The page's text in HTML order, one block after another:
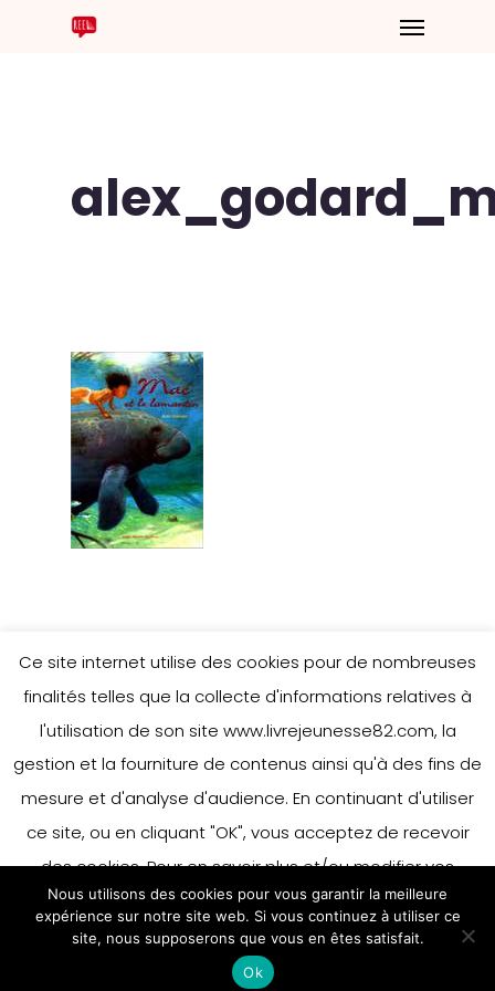
Leave a Reply
to post a
comment.
Ce site internet utilise des cookies pour de nombreuses
finalités telles que la collecte d'informations relatives à
l'utilisation de son site www.livrejeunesse82.com, la
gestion et la fourniture de contenus ainsi qu'à des fins de
mesure et d'analyse d'audience. En continuant d'utiliser
ce site, ou en cliquant "OK", vous acceptez de recevoir
des cookies. Pour en savoir plus et/ou modifier vos
préférences en matière de cookies, merci de vous référer
à notre politique sur les cookies.
Accepter
En savoir plus
Nous utilisons des cookies pour vous garantir la meilleure
expérience sur notre site web. Si vous continuez à utiliser ce
site, nous supposerons que vous en êtes satisfait.
Ok